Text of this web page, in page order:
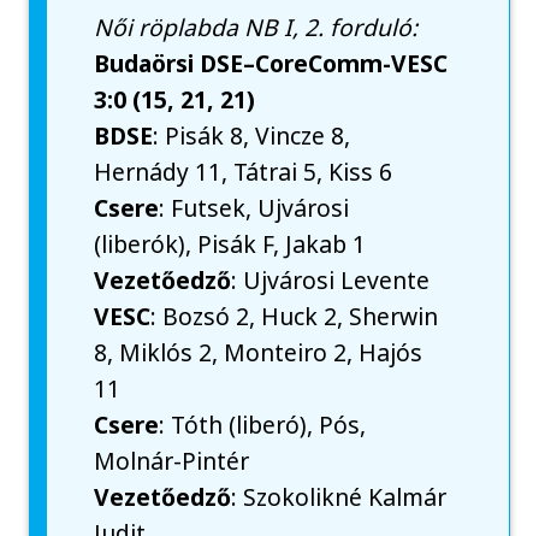
Női röplabda NB I, 2. forduló:
Budaörsi DSE–CoreComm-VESC
3:0 (15, 21, 21)
BDSE: Pisák 8, Vincze 8,
Hernády 11, Tátrai 5, Kiss 6
Csere: Futsek, Ujvárosi
(liberók), Pisák F, Jakab 1
Vezetőedző: Ujvárosi Levente
VESC: Bozsó 2, Huck 2, Sherwin
8, Miklós 2, Monteiro 2, Hajós
11
Csere: Tóth (liberó), Pós,
Molnár-Pintér
Vezetőedző: Szokolikné Kalmár